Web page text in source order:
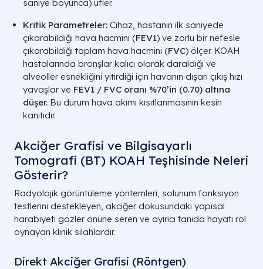
saniye boyunca) üfler.
Kritik Parametreler: Cihaz, hastanın ilk saniyede
çıkarabildiği hava hacmini (FEV1) ve zorlu bir nefesle
çıkarabildiği toplam hava hacmini (FVC) ölçer. KOAH
hastalarında bronşlar kalıcı olarak daraldığı ve
alveoller esnekliğini yitirdiği için havanın dışarı çıkış hızı
yavaşlar ve FEV1 / FVC oranı %70’in (0.70) altına
düşer. Bu durum hava akımı kısıtlanmasının kesin
kanıtıdır.
Akciğer Grafisi ve Bilgisayarlı
Tomografi (BT) KOAH Teşhisinde Neleri
Gösterir?
Radyolojik görüntüleme yöntemleri, solunum fonksiyon
testlerini destekleyen, akciğer dokusundaki yapısal
harabiyeti gözler önüne seren ve ayırıcı tanıda hayati rol
oynayan klinik silahlardır.
Direkt Akciğer Grafisi (Röntgen)